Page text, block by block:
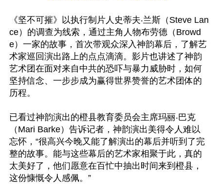
《坚不可摧》以执行制片人史蒂夫‧兰斯（Steve Lan
ce）的调查为线索，通过主角人物布劳德（Browd
e）一家的故事，首次带观众深入神韵幕后，了解艺
术家巡回演出路上的点点滴滴。影片也讲述了神韵
艺术团在面对来自中共的恐吓与暴力威胁时，如何
坚持信念、一步步成为赢得世界赞誉的艺术团体的
历程。
已看过神韵演出的橙县教育委员会主席玛丽‧巴克
（Mari Barke）告诉记者，神韵演出美得令人难以
忘怀，“很高兴今晚又能了解演出的幕后并听到了完
整的故事。能与这些幕后的艺术家相聚于此，真的
太美好了，他们愿意在百忙中抽出时间来到橙县，
这份慷慨令人感佩。”